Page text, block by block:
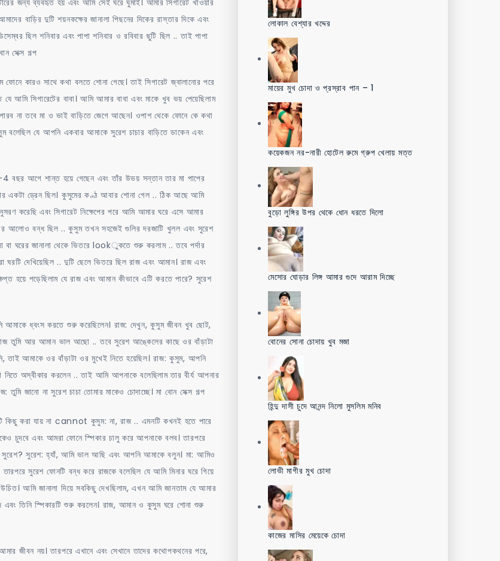
জন্য ব্যবহৃত হয় এবং আমি সেই ঘরে ঘুমাই। আমার সিগারেট খাওয়ার
বাড়ির দুটি শয়নকক্ষের জানালা পিছনের দিকের রাস্তার দিকে এবং
ছিল শনিবার এবং পাপা শনিবার ও রবিবার ছুটি ছিল .. তাই পাপা
সেক্স গল্প
কারও সাথে কথা বলতে শোনা গেছে। তাই সিগারেট জ্বালানোর পরে
আমি সিগারেটের বাবা। আমি আমার বাবা এবং মাকে খুব ভয় পেয়েছিলাম
না তবে মা ও ভাই বাড়িতে জেগে আছেন। ওপাশ থেকে ফোনে কে কথা
যে আপনি একবার আমাকে সুরেশ চাচার বাড়িতে ডাকেন এবং
আগে শান্ত হয়ে গেছেন এবং তাঁর উভয় সন্তান তার মা পাপের
একটা ড্রেন ছিল। কুসুমের কণ্ঠ আবার শোনা গেল .. ঠিক আছে আমি
করেছি এবং সিগারেট নিক্ষেপের পরে আমি আমার ঘরে এসে আমার
আলোও বন্ধ ছিল .. কুসুম তখন সহজেই গুলির দরজাটি খুলল এবং সুরেশ
বা ঘরের জানালা থেকে ভিতরে lookুকতে শুরু করলাম .. তবে পর্দার
দেখিয়েছিল .. দুটি ছেলে ভিতরে ছিল রাজ এবং আমান। রাজ এবং
হয়ে পড়েছিলাম যে রাজ এবং আমান কীভাবে এটি করতে পারে? সুরেশ
ধ্বংস করতে শুরু করেছিলেন। রাজ: দেখুন, কুসুম জীবন খুব ছোট,
তুমি আর আমান ভাল আছো .. তবে সুরেশ আঙ্কেলের কাছে ওর বাঁড়াটা
তাই আমাকে ওর বাঁড়াটা ওর মুখেই নিতে হয়েছিল। রাজ: কুসুম, আপনি
অস্বীকার করলেন .. তাই আমি আপনাকে বলেছিলাম তার বীর্য আপনার
জানো না সুরেশ চাচা তোমার মাকেও চোদাচ্ছে। মা বোন সেক্স গল্প
কিছু করা যায় না cannot কুসুম: না, রাজ .. এমনটি কখনই হতে পারে
এবং আমরা ফোনে স্পিকার চালু করে আপনাকে বলব। তারপরে
সুরেশ? সুরেশ: হ্যাঁ, আমি ভাল আছি এবং আপনি আমাকে বলুন। মা: আমিও
সুরেশ ফোনটি বন্ধ করে রাজকে বলেছিল যে আমি মিনার ঘরে গিয়ে
আমি জানালা দিয়ে সবকিছু দেখছিলাম, এখন আমি জানতাম যে আমার
এবং তিনি স্পিকারটি শুরু করলেন। রাজ, আমান ও কুসুম ঘরে শোনা শুরু
জীবন নয়। তারপরে এখানে এবং সেখানে তাদের কথোপকথনের পরে,
লোকাল বেশ্যার খদ্দের
মায়ের মুখ চোদা ও প্রস্রাব পান – 1
কয়েকজন নর-নারী হোটেল রুমে গ্রুপ খেলায় মত্ত
বুড়ো লুঙ্গির উপর থেকে ধোন ধরতে দিলো
মেসোর ঘোড়ার লিঙ্গ আমার গুদে আরাম দিচ্ছে
বোনের সোনা চোদায় খুব মজা
হিন্দু দাসী চুদে আনন্দ নিলো মুসলিম মনিব
লোভী মাগীর মুখ চোদা
কাজের মাসির মেয়েকে চোদা